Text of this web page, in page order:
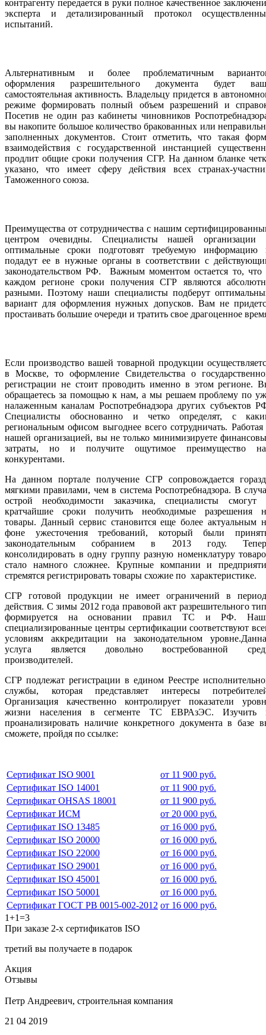
контрагенту передается в руки полное качественное
эксперта и детализированный протокол
испытаний.
Альтернативным и более проблематичным
оформления разрешительного документа будет
самостоятельная активность. Владельцу придется в
режиме формировать полный объем разрешений и
Посетив не один раз кабинеты чиновников
вы накопите большое количество бракованных или
заполненных документов. Стоит отметить, что такая
взаимодействия с государственной инстанцией
продлит общие сроки получения СГР. На данном бланке
указано, что имеет сферу действия всех странах-
Таможенного союза.
Преимущества от сотрудничества с нашим
центром очевидны. Специалисты нашей организации
оптимальные сроки подготовят требуемую информацию
подадут ее в нужные органы в соответствии с
законодательством РФ. Важным моментом остается то, что
каждом регионе сроки получения СГР являются
разными. Поэтому наши специалисты подберут
вариант для оформления нужных допусков. Вам не
простаивать большие очереди и тратить свое драгоценное
Если производство вашей товарной продукции
в Москве, то оформление Свидетельства о
регистрации не стоит проводить именно в этом регионе.
обращаетесь за помощью к нам, а мы решаем проблему по
налаженным каналам Роспотребнадзора других субъектов
Специалисты обоснованно и четко определят, с
региональным офисом выгоднее всего сотрудничать. Работая
нашей организацией, вы не только минимизируете
затраты, но и получите ощутимое преимущество
конкурентами.
На данном портале получение СГР сопровождается
мягкими правилами, чем в система Роспотребнадзора. В
острой необходимости заказчика, специалисты смогут
кратчайшие сроки получить необходимые разрешения
товары. Данный сервис становится еще более актуальным
фоне ужесточения требований, который были
законодательным собранием в 2013 году.
консолидировать в одну группу разную номенклатуру
стало намного сложнее. Крупные компании и
стремятся регистрировать товары схожие по характеристике.
СГР готовой продукции не имеет ограничений в
действия. С зимы 2012 года правовой акт разрешительного
формируется на основании правил ТС и РФ.
специализированные центры сертификации соответствуют
условиям аккредитации на законодательном
услуга является довольно востребованной
производителей.
СГР подлежат регистрации в едином Реестре
службы, которая представляет интересы
Организация качественно контролирует показатели
жизни населения в сегменте ТС ЕВРАзЭС. Изучить
проанализировать наличие конкретного документа в базе
сможете, пройдя по ссылке:
Сертификат ISO 9001
от 11 900 руб.
Сертификат ISO 14001
от 11 900 руб.
Сертификат OHSAS 18001
от 11 900 руб.
Сертификат ИСМ
от 20 000 руб.
Сертификат ISO 13485
от 16 000 руб.
Сертификат ISO 20000
от 16 000 руб.
Сертификат ISO 22000
от 16 000 руб.
Сертификат ISO 29001
от 16 000 руб.
Сертификат ISO 45001
от 16 000 руб.
Сертификат ISO 50001
от 16 000 руб.
Сертификат ГОСТ РВ 0015-002-2012 от 16 000 руб.
1+1=3
При заказе 2-х сертификатов ISO
третий вы получаете в подарок
Акция
Отзывы
Петр Андреевич, строительная компания
21 04 2019